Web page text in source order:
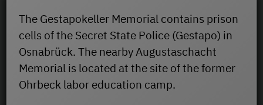
The Gestapokeller Memorial contains prison
cells of the Secret State Police (Gestapo) in
Osnabrück. The nearby Augustaschacht
Memorial is located at the site of the former
Ohrbeck labor education camp.